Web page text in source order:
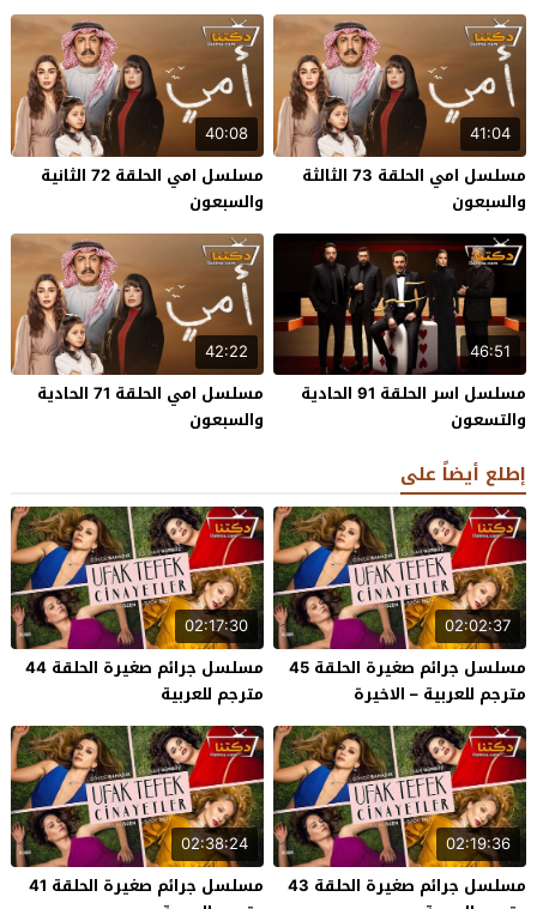
41:04
مسلسل امي الحلقة 73 الثالثة
والسبعون
40:08
مسلسل امي الحلقة 72 الثانية
والسبعون
46:51
مسلسل اسر الحلقة 91 الحادية
والتسعون
42:22
مسلسل امي الحلقة 71 الحادية
والسبعون
إطلع أيضاً على
02:02:37
مسلسل جرائم صغيرة الحلقة 45
مترجم للعربية – الاخيرة
02:17:30
مسلسل جرائم صغيرة الحلقة 44
مترجم للعربية
02:19:36
مسلسل جرائم صغيرة الحلقة 43
02:38:24
مسلسل جرائم صغيرة الحلقة 41